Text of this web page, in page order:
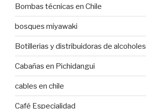
Bombas técnicas en Chile
bosques miyawaki
Botillerias y distribuidoras de alcoholes
Cabañas en Pichidangui
cables en chile
Café Especialidad